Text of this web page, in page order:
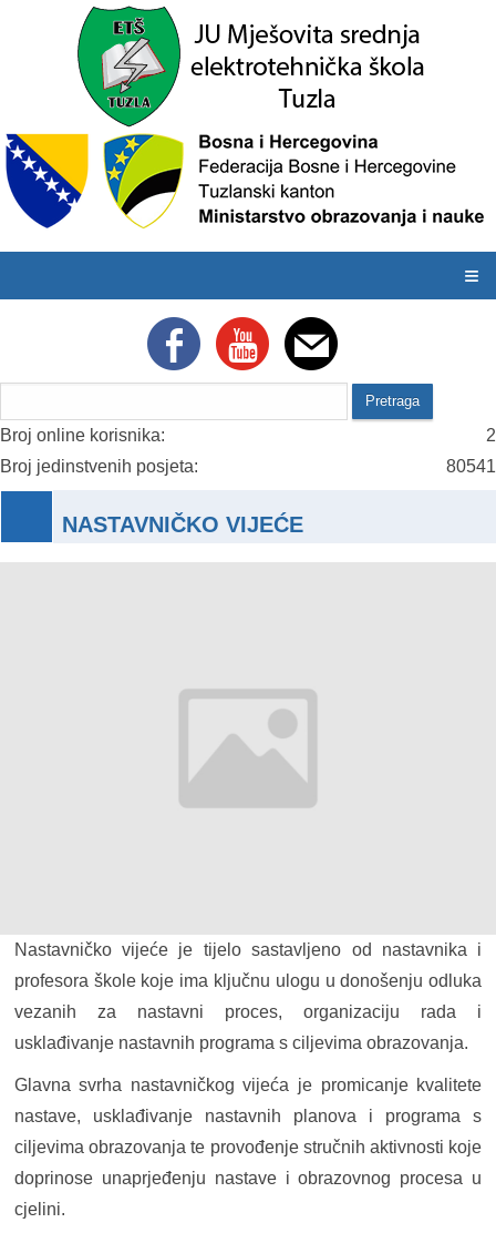
≡
Broj online korisnika:
2
Broj jedinstvenih posjeta:
80541
NASTAVNIČKO VIJEĆE
Nastavničko vijeće je tijelo sastavljeno od nastavnika i
profesora škole koje ima ključnu ulogu u donošenju odluka
vezanih za nastavni proces, organizaciju rada i
usklađivanje nastavnih programa s ciljevima obrazovanja.
Glavna svrha nastavničkog vijeća je promicanje kvalitete
nastave, usklađivanje nastavnih planova i programa s
ciljevima obrazovanja te provođenje stručnih aktivnosti koje
doprinose unaprjeđenju nastave i obrazovnog procesa u
cjelini.